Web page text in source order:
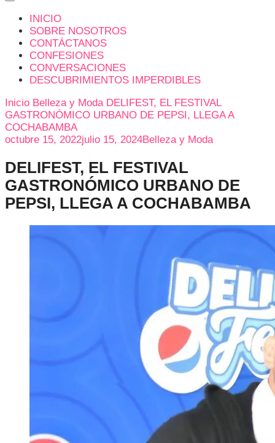
INICIO
SOBRE NOSOTROS
CONTÁCTANOS
CONFESIONES
CONVERSACIONES
DESCUBRIMIENTOS IMPERDIBLES
Inicio Belleza y Moda DELIFEST, EL FESTIVAL
GASTRONÓMICO URBANO DE PEPSI, LLEGA A
COCHABAMBA
octubre 15, 2022julio 15, 2024Belleza y Moda
DELIFEST, EL FESTIVAL
GASTRONÓMICO URBANO DE
PEPSI, LLEGA A COCHABAMBA